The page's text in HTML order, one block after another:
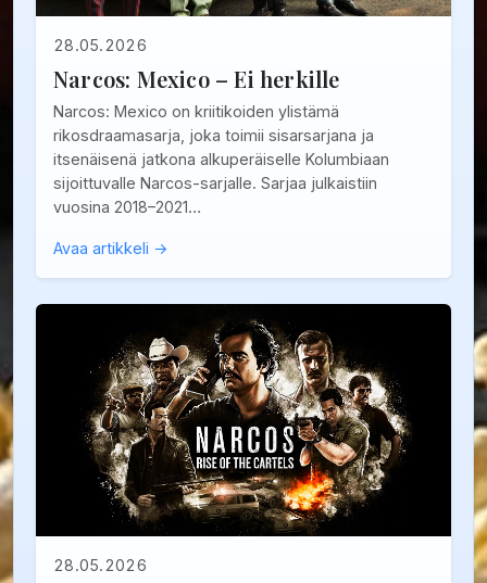
28.05.2026
Narcos: Mexico – Ei herkille
Narcos: Mexico on kriitikoiden ylistämä
rikosdraamasarja, joka toimii sisarsarjana ja
itsenäisenä jatkona alkuperäiselle Kolumbiaan
sijoittuvalle Narcos-sarjalle. Sarjaa julkaistiin
vuosina 2018–2021…
Avaa artikkeli →
28.05.2026